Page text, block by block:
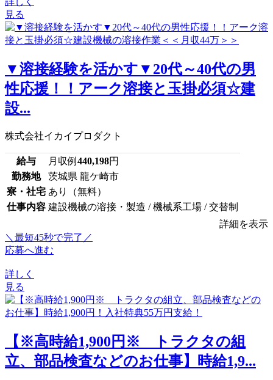
見る
▼溶接経験を活かす▼20代～40代の男
性応援！！アーク溶接と玉掛必須☆建
設...
株式会社イカイプロダクト
給与 月収例 440,198円
勤務地
茨城県 龍ケ崎市
寮・社宅 あり（無料）
仕事内容 建設機械の溶接・製造 / 機械系工場 / 交替制
詳細を表示
＼最短45秒で完了／
応募へ進む
詳しく
見る
【※高時給1,900円※ トラクタの組
立、部品検査などのお仕事】時給1,9...